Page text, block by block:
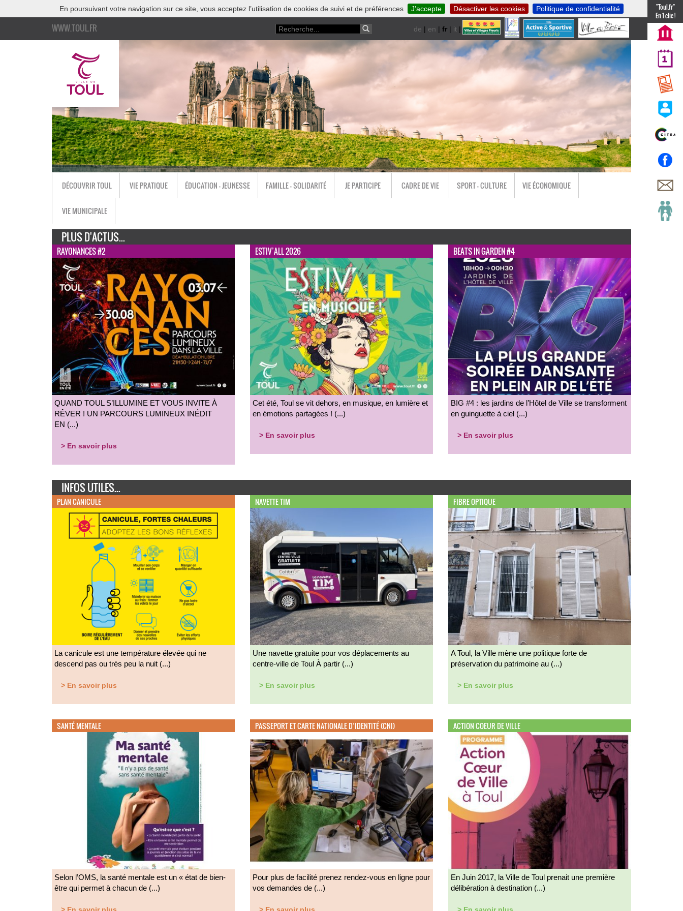
En poursuivant votre navigation sur ce site, vous acceptez l’utilisation de cookies de suivi et de préférences J’accepte Désactiver les cookies Politique de confidentialité
WWW.TOUL.FR de | en | fr | it |nl
"Toul.fr"
En 1 clic !
DÉCOUVRIR TOUL VIE PRATIQUE ÉDUCATION - JEUNESSE FAMILLE - SOLIDARITÉ JE PARTICIPE CADRE DE VIE SPORT - CULTURE VIE ÉCONOMIQUE
VIE MUNICIPALE
PLUS D'ACTUS...
RAYONANCES #2
QUAND TOUL S’ILLUMINE ET VOUS INVITE À
RÊVER ! UN PARCOURS LUMINEUX INÉDIT
EN (...)
> En savoir plus
ESTIV’ALL 2026
Cet été, Toul se vit dehors, en musique, en lumière et
en émotions partagées ! (...)
> En savoir plus
BEATS IN GARDEN #4
BIG #4 : les jardins de l’Hôtel de Ville se transforment
en guinguette à ciel (...)
> En savoir plus
INFOS UTILES...
PLAN CANICULE
La canicule est une température élevée qui ne
descend pas ou très peu la nuit (...)
> En savoir plus
NAVETTE TIM
Une navette gratuite pour vos déplacements au
centre-ville de Toul À partir (...)
> En savoir plus
FIBRE OPTIQUE
A Toul, la Ville mène une politique forte de
préservation du patrimoine au (...)
> En savoir plus
SANTÉ MENTALE
Selon l’OMS, la santé mentale est un « état de bien-
être qui permet à chacun de (...)
PASSEPORT ET CARTE NATIONALE D’IDENTITÉ (CNI)
Pour plus de facilité prenez rendez-vous en ligne pour
vos demandes de (...)
ACTION COEUR DE VILLE
En Juin 2017, la Ville de Toul prenait une première
délibération à destination (...)